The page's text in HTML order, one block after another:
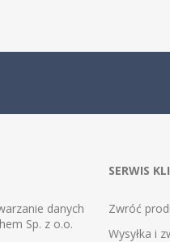
danych
Sp. z o.o.
SERWIS
Zwróć
Wysyłka i